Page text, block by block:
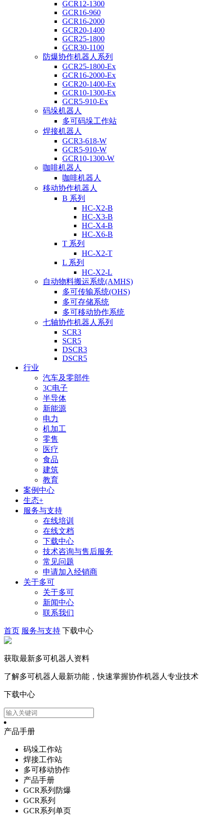
GCR12-1300
GCR16-960
GCR16-2000
GCR20-1400
GCR25-1800
GCR30-1100
防爆协作机器人系列
GCR25-1800-Ex
GCR16-2000-Ex
GCR20-1400-Ex
GCR10-1300-Ex
GCR5-910-Ex
码垛机器人
多可码垛工作站
焊接机器人
GCR3-618-W
GCR5-910-W
GCR10-1300-W
咖啡机器人
咖啡机器人
移动协作机器人
B 系列
HC-X2-B
HC-X3-B
HC-X4-B
HC-X6-B
T 系列
HC-X2-T
L 系列
HC-X2-L
自动物料搬运系统(AMHS)
多可传输系统(OHS)
多可存储系统
多可移动协作系统
七轴协作机器人系列
SCR3
SCR5
DSCR3
DSCR5
行业
汽车及零部件
3C电子
半导体
新能源
电力
机加工
零售
医疗
食品
建筑
教育
案例中心
生态+
服务与支持
在线培训
在线文档
下载中心
技术咨询与售后服务
常见问题
申请加入经销商
关于多可
关于多可
新闻中心
联系我们
首页 服务与支持 下载中心
获取最新多可机器人资料
了解多可机器人最新功能，快速掌握协作机器人专业技术
下载中心
产品手册
码垛工作站
焊接工作站
多可移动协作
产品手册
GCR系列防爆
GCR系列
GCR系列单页